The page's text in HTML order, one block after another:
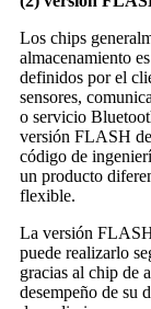
Los chips
almacenamiento
definidos por el
sensores,
o servicio
versión FLASH
código de
un producto
flexible.
La versión
puede realizarlo
gracias al chip de
desempeño de su